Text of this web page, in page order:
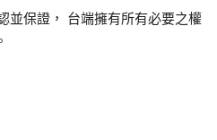
並保證， 台端擁有所有必要之權